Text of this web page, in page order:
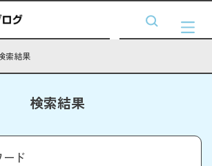
索結果
検索結果
ド